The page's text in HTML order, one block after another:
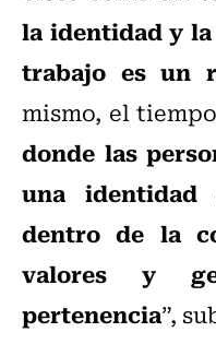
la identidad y
trabajo es un
mismo, el
donde las
una identidad
dentro de la
valores y
pertenencia”,